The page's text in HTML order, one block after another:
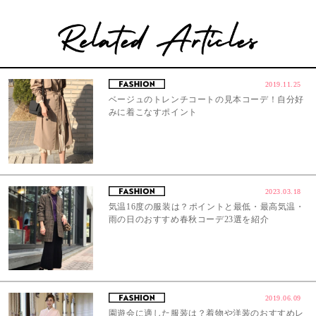
2019.11.25
ベージュのトレンチコートの見本コーデ！自分好
みに着こなすポイント
2023.03.18
気温16度の服装は？ポイントと最低・最高気温・
雨の日のおすすめ春秋コーデ23選を紹介
2019.06.09
園遊会に適した服装は？着物や洋装のおすすめレ